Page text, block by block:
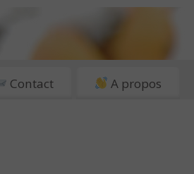
Contact A propos